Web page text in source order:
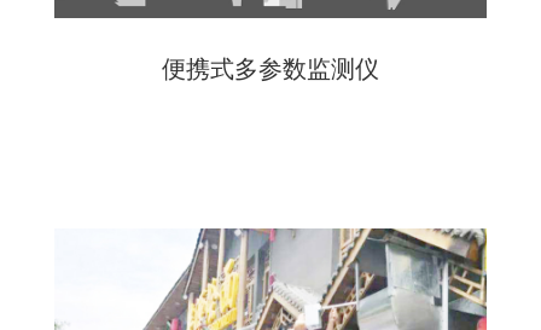
便携式多参数监测仪